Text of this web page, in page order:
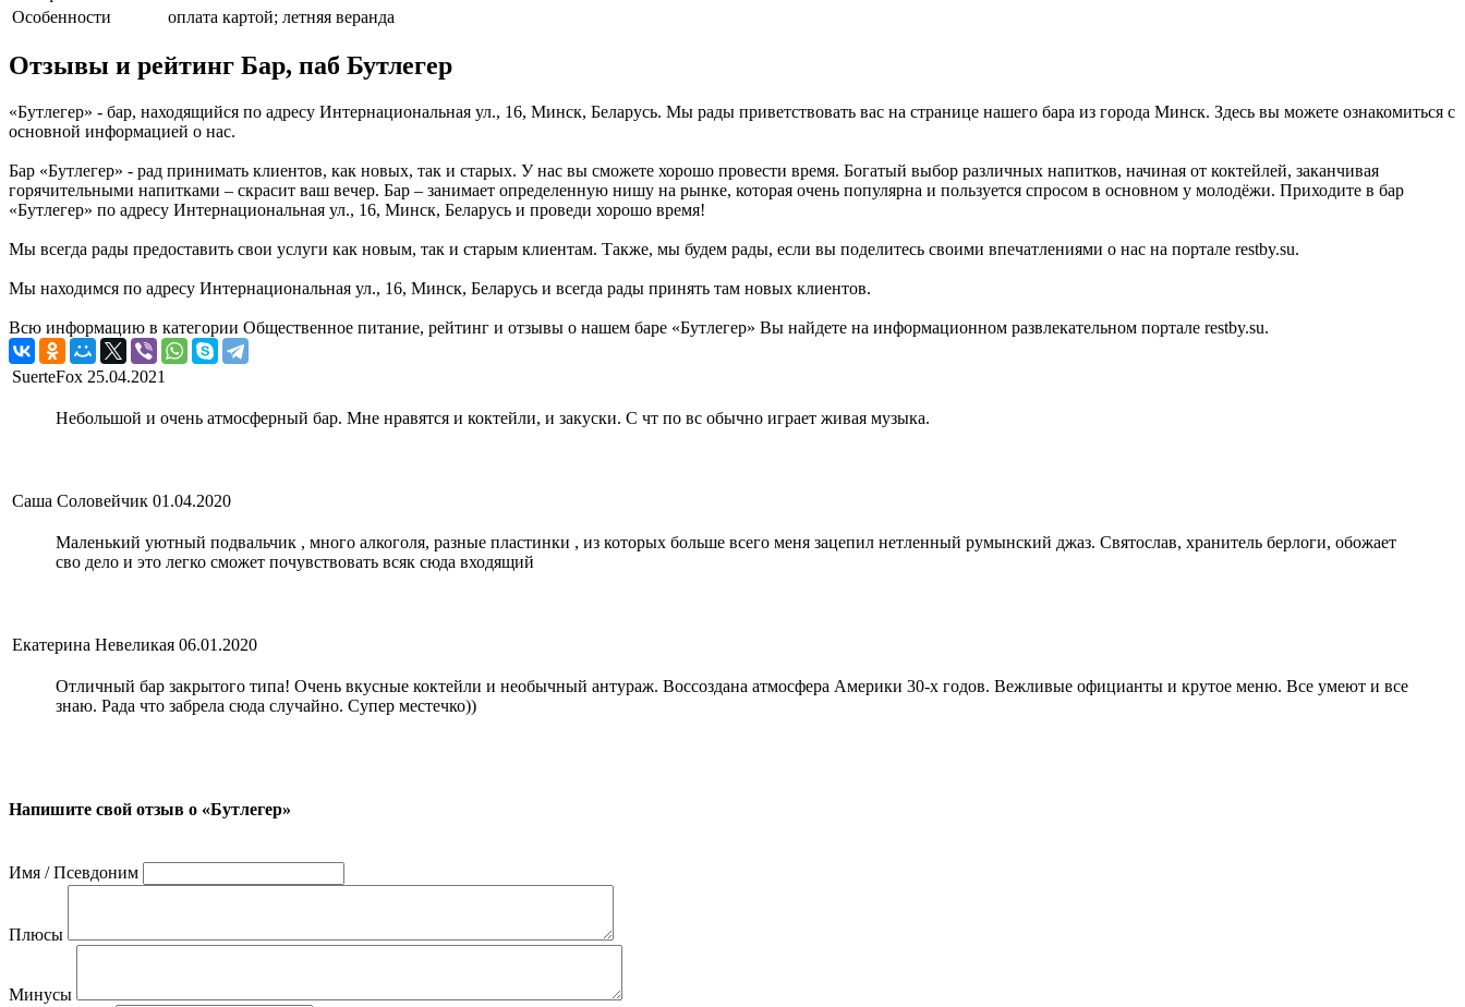
Особенности
оплата картой; летняя веранда
Отзывы и рейтинг Бар, паб Бутлегер
«Бутлегер» - бар, находящийся по адресу Интернациональная ул., 16, Минск, Беларусь. Мы рады приветствовать вас на странице нашего бара из города Минск. Здесь вы можете ознакомиться с
основной информацией о нас.
Бар «Бутлегер» - рад принимать клиентов, как новых, так и старых. У нас вы сможете хорошо провести время. Богатый выбор различных напитков, начиная от коктейлей, заканчивая
горячительными напитками – скрасит ваш вечер. Бар – занимает определенную нишу на рынке, которая очень популярна и пользуется спросом в основном у молодёжи. Приходите в бар
«Бутлегер» по адресу Интернациональная ул., 16, Минск, Беларусь и проведи хорошо время!
Мы всегда рады предоставить свои услуги как новым, так и старым клиентам. Также, мы будем рады, если вы поделитесь своими впечатлениями о нас на портале restby.su.
Мы находимся по адресу Интернациональная ул., 16, Минск, Беларусь и всегда рады принять там новых клиентов.
Всю информацию в категории Общественное питание, рейтинг и отзывы о нашем баре «Бутлегер» Вы найдете на информационном развлекательном портале restby.su.
SuerteFox 25.04.2021
Небольшой и очень атмосферный бар. Мне нравятся и коктейли, и закуски. С чт по вс обычно играет живая музыка.
Саша Соловейчик 01.04.2020
Маленький уютный подвальчик , много алкоголя, разные пластинки , из которых больше всего меня зацепил нетленный румынский джаз. Святослав, хранитель берлоги, обожает
сво дело и это легко сможет почувствовать всяк сюда входящий
Екатерина Невеликая 06.01.2020
Отличный бар закрытого типа! Очень вкусные коктейли и необычный антураж. Воссоздана атмосфера Америки 30-х годов. Вежливые официанты и крутое меню. Все умеют и все
знаю. Рада что забрела сюда случайно. Супер местечко))
Напишите свой отзыв о «Бутлегер»
Имя / Псевдоним
Плюсы
Минусы